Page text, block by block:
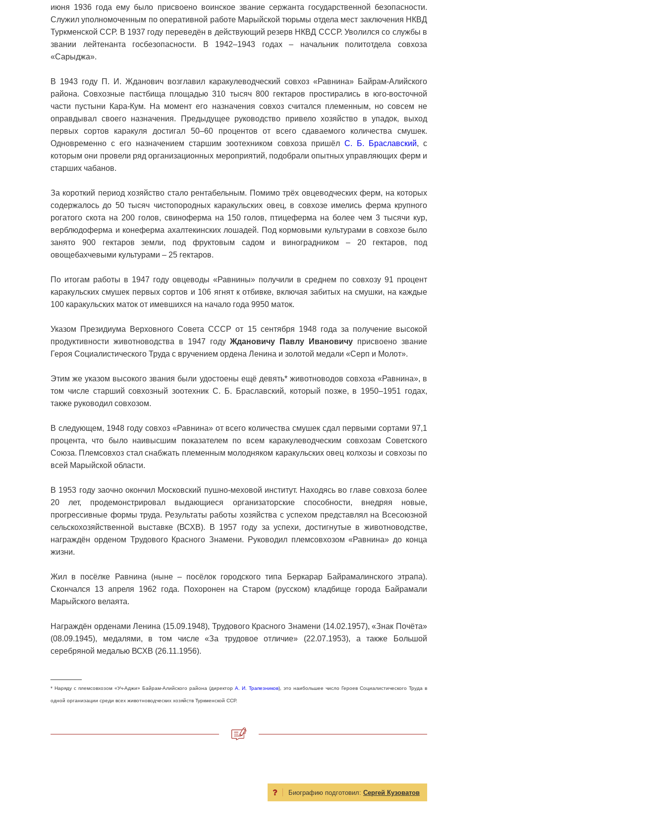
июня 1936 года ему было присвоено воинское звание сержанта государственной безопасности.
Служил уполномоченным по оперативной работе Марыйской тюрьмы отдела мест заключения НКВД
Туркменской ССР. В 1937 году переведён в действующий резерв НКВД СССР. Уволился со службы в
звании лейтенанта госбезопасности. В 1942–1943 годах – начальник политотдела совхоза
«Сарыджа».
В 1943 году П. И. Жданович возглавил каракулеводческий совхоз «Равнина» Байрам-Алийского
района. Совхозные пастбища площадью 310 тысяч 800 гектаров простирались в юго-восточной
части пустыни Кара-Кум. На момент его назначения совхоз считался племенным, но совсем не
оправдывал своего назначения. Предыдущее руководство привело хозяйство в упадок, выход
первых сортов каракуля достигал 50–60 процентов от всего сдаваемого количества смушек.
Одновременно с его назначением старшим зоотехником совхоза пришёл С. Б. Браславский, с
которым они провели ряд организационных мероприятий, подобрали опытных управляющих ферм и
старших чабанов.
За короткий период хозяйство стало рентабельным. Помимо трёх овцеводческих ферм, на которых
содержалось до 50 тысяч чистопородных каракульских овец, в совхозе имелись ферма крупного
рогатого скота на 200 голов, свиноферма на 150 голов, птицеферма на более чем 3 тысячи кур,
верблюдоферма и конеферма ахалтекинских лошадей. Под кормовыми культурами в совхозе было
занято 900 гектаров земли, под фруктовым садом и виноградником – 20 гектаров, под
овощебахчевыми культурами – 25 гектаров.
По итогам работы в 1947 году овцеводы «Равнины» получили в среднем по совхозу 91 процент
каракульских смушек первых сортов и 106 ягнят к отбивке, включая забитых на смушки, на каждые
100 каракульских маток от имевшихся на начало года 9950 маток.
Указом Президиума Верховного Совета СССР от 15 сентября 1948 года за получение высокой
продуктивности животноводства в 1947 годуЖдановичу Павлу Ивановичу присвоено звание
Героя Социалистического Труда с вручением ордена Ленина и золотой медали «Серп и Молот».
Этим же указом высокого звания были удостоены ещё девять* животноводов совхоза «Равнина», в
том числе старший совхозный зоотехник С. Б. Браславский, который позже, в 1950–1951 годах,
также руководил совхозом.
В следующем, 1948 году совхоз «Равнина» от всего количества смушек сдал первыми сортами 97,1
процента, что было наивысшим показателем по всем каракулеводческим совхозам Советского
Союза. Племсовхоз стал снабжать племенным молодняком каракульских овец колхозы и совхозы по
всей Марыйской области.
В 1953 году заочно окончил Московский пушно-меховой институт. Находясь во главе совхоза более
20 лет, продемонстрировал выдающиеся организаторские способности, внедряя новые,
прогрессивные формы труда. Результаты работы хозяйства с успехом представлял на Всесоюзной
сельскохозяйственной выставке (ВСХВ). В 1957 году за успехи, достигнутые в животноводстве,
награждён орденом Трудового Красного Знамени. Руководил племсовхозом «Равнина» до конца
жизни.
Жил в посёлке Равнина (ныне – посёлок городского типа Беркарар Байрамалинского этрапа).
Скончался 13 апреля 1962 года. Похоронен на Старом (русском) кладбище города Байрамали
Марыйского велаята.
Награждён орденами Ленина (15.09.1948), Трудового Красного Знамени (14.02.1957), «Знак Почёта»
(08.09.1945), медалями, в том числе «За трудовое отличие» (22.07.1953), а также Большой
серебряной медалью ВСХВ (26.11.1956).
* Наряду с племсовхозом «Уч-Аджи» Байрам-Алийского района (директор А. И. Трапезников), это наибольшее число Героев Социалистического Труда в
одной организации среди всех животноводческих хозяйств Туркменской ССР.
Биографию подготовил: Сергей Кузоватов